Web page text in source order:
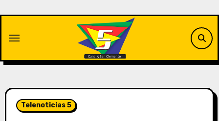
contenido
Telenoticias 5